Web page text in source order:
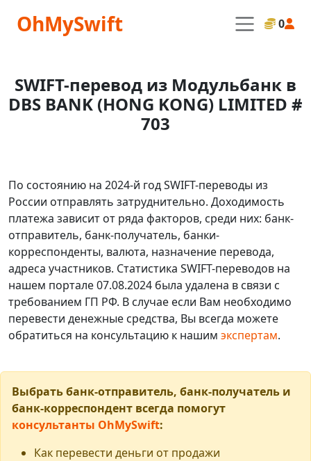
OhMySwift 0
SWIFT-перевод из Модульбанк в
DBS BANK (HONG KONG) LIMITED #
703
По состоянию на 2024-й год SWIFT-переводы из
России отправлять затруднительно. Доходимость
платежа зависит от ряда факторов, среди них: банк-
отправитель, банк-получатель, банки-
корреспонденты, валюта, назначение перевода,
адреса участников. Статистика SWIFT-переводов на
нашем портале 07.08.2024 была удалена в связи с
требованием ГП РФ. В случае если Вам необходимо
перевести денежные средства, Вы всегда можете
обратиться на консультацию к нашим экспертам.
Выбрать банк-отправитель, банк-получатель и
банк-корреспондент всегда помогут
консультанты OhMySwift:
Как перевести деньги от продажи